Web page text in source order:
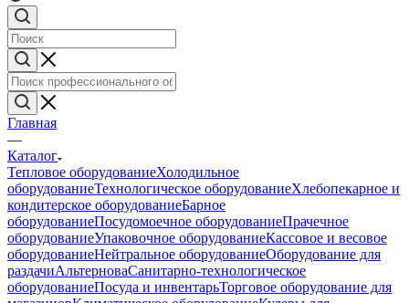
Главная
—
Каталог
Тепловое оборудованиеХолодильное
оборудованиеТехнологическое оборудованиеХлебопекарное и
кондитерское оборудованиеБарное
оборудованиеПосудомоечное оборудованиеПрачечное
оборудованиеУпаковочное оборудованиеКассовое и весовое
оборудованиеНейтральное оборудованиеОборудование для
раздачиАльтерноваСанитарно-технологическое
оборудованиеПосуда и инвентарьТорговое оборудование для